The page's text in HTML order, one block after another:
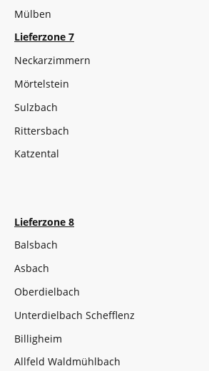
Mülben
Lieferzone 7
Neckarzimmern
Mörtelstein
Sulzbach
Rittersbach
Katzental
Lieferzone 8
Balsbach
Asbach
Oberdielbach
Unterdielbach Schefflenz
Billigheim
Allfeld Waldmühlbach